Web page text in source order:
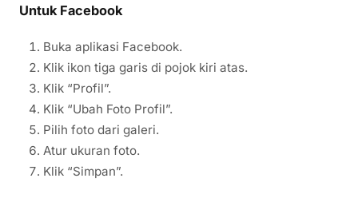
Untuk Facebook
Buka aplikasi Facebook.
Klik ikon tiga garis di pojok kiri atas.
Klik “Profil”.
Klik “Ubah Foto Profil”.
Pilih foto dari galeri.
Atur ukuran foto.
Klik “Simpan”.